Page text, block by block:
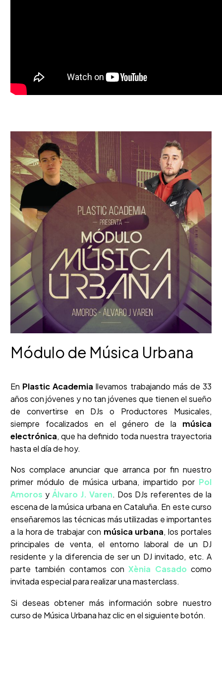
Módulo de Música Urbana
En Plastic Academia
llevamos trabajando más de 33
años con jóvenes y no tan jóvenes que tienen el sueño
de convertirse en DJs o Productores Musicales,
siempre focalizados en el género de la
música
electrónica
, que ha definido toda nuestra trayectoria
hasta el día de hoy.
Nos complace anunciar que arranca por fin nuestro
primer módulo de música urbana, impartido por Pol
Amoros
Álvaro J. Varen
. Dos DJs referentes de la
escena de la música urbana en Cataluña. En este curso
enseñaremos las técnicas más utilizadas e importantes
a la hora de trabajar con
música urbana
, los portales
principales de venta, el entorno laboral de un DJ
residente y la diferencia de ser un DJ invitado, etc. A
parte también contamos conXènia Casado
invitada especial para realizar una masterclass.
Si deseas obtener más información sobre nuestro
curso de Música Urbana haz clic en el siguiente botón.